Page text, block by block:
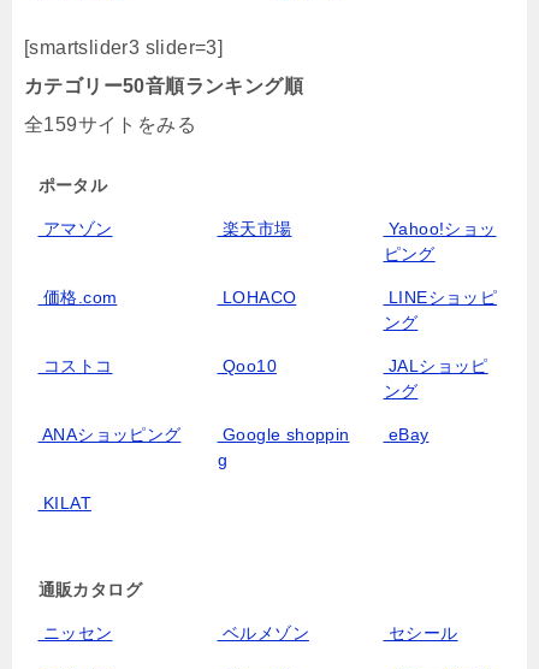
[smartslider3 slider=3]
カテゴリー50音順ランキング順
全159サイトをみる
ポータル
アマゾン 楽天市場
Yahoo!ショッ
ピング
価格.com LOHACO
LINEショッピ
ング
コストコ Qoo10
JALショッピ
ング
ANAショッピング
Google shoppin
g
eBay
KILAT
通販カタログ
ニッセン ベルメゾン セシール